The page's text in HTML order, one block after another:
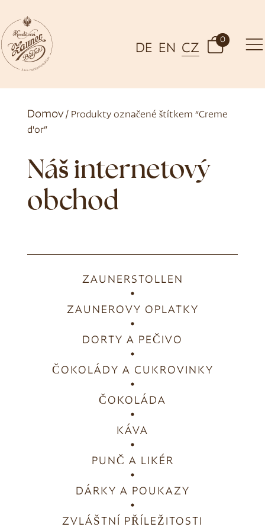
DE EN CZ
0
Domov/ Produkty označené štítkem “Creme
d'or”
Náš internetový
obchod
ZAUNERSTOLLEN
ZAUNEROVY OPLATKY
DORTY A PEČIVO
ČOKOLÁDY A CUKROVINKY
ČOKOLÁDA
KÁVA
PUNČ A LIKÉR
DÁRKY A POUKAZY
ZVLÁŠTNÍ PŘÍLEŽITOSTI